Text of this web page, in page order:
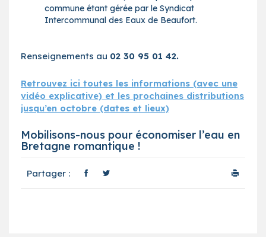
commune étant gérée par le Syndicat
Intercommunal des Eaux de Beaufort.
Renseignements au 02 30 95 01 42.
Retrouvez ici toutes les informations (avec une
vidéo explicative) et les prochaines distributions
jusqu’en octobre (dates et lieux)
Mobilisons-nous pour économiser l’eau en
Bretagne romantique !
Partager :